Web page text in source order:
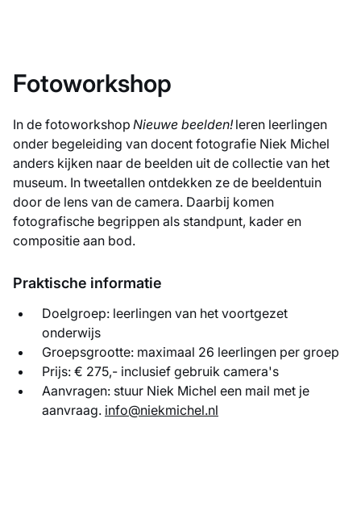
Fotoworkshop
In de fotoworkshop Nieuwe beelden!leren leerlingen
onder begeleiding van docent fotografie Niek Michel
anders kijken naar de beelden uit de collectie van het
museum. In tweetallen ontdekken ze de beeldentuin
door de lens van de camera. Daarbij komen
fotografische begrippen als standpunt, kader en
compositie aan bod.
Praktische informatie
Doelgroep: leerlingen van het voortgezet
onderwijs
Groepsgrootte: maximaal 26 leerlingen per groep
Prijs: € 275,- inclusief gebruik camera's
Aanvragen: stuur Niek Michel een mail met je
aanvraag. info@niekmichel.nl